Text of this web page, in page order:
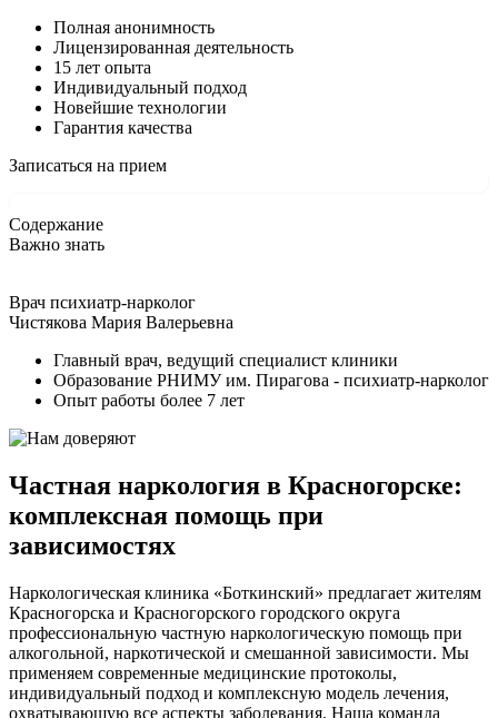
Полная анонимность
Лицензированная деятельность
15 лет опыта
Индивидуальный подход
Новейшие технологии
Гарантия качества
Записаться на прием
Содержание
Важно знать
Врач психиатр-нарколог
Чистякова Мария Валерьевна
Главный врач, ведущий специалист клиники
Образование РНИМУ им. Пирагова - психиатр-нарколог
Опыт работы более 7 лет
Частная наркология в Красногорске:
комплексная помощь при
зависимостях
Наркологическая клиника «Боткинский» предлагает жителям
Красногорска и Красногорского городского округа
профессиональную частную наркологическую помощь при
алкогольной, наркотической и смешанной зависимости. Мы
применяем современные медицинские протоколы,
индивидуальный подход и комплексную модель лечения,
охватывающую все аспекты заболевания. Наша команда